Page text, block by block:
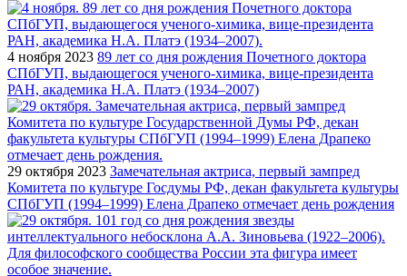
4 ноября 2023 89 лет со дня рождения Почетного доктора
СПбГУП, выдающегося ученого-химика, вице-президента
РАН, академика Н.А. Платэ (1934–2007)
29 октября 2023 Замечательная актриса, первый зампред
Комитета по культуре Госдумы РФ, декан факультета культуры
СПбГУП (1994–1999) Елена Драпеко отмечает день рождения